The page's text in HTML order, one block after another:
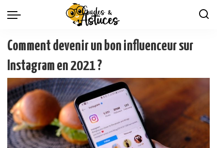
Comment devenir un bon influenceur sur
Instagram en 2021 ?